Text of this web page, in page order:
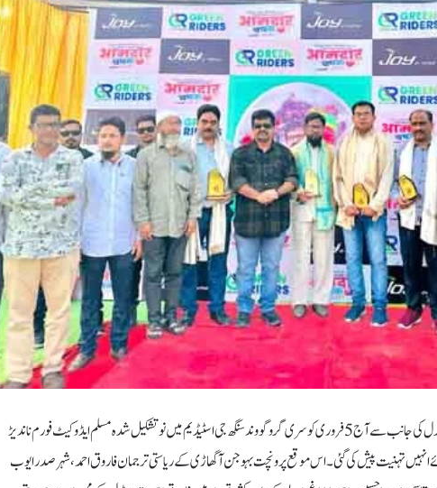
ناندیڑ:4 فروری ( نمائندہ اعتبار) فاروق احمد مترل منڈل کی جانب سے آج 5 فروری کو سری گرو گووند سنگھ جی اسٹیڈیم میں نو تشکیل شدہ مسلم ایڈوکیٹ فورم ناندیڑ
انہیں تہنیت پیش کی گئی۔ اس موقع پر ونچت بہوجن آگھاڑی کے ریاستی ترجمان فاروق احمد، شہر صدر ایوب